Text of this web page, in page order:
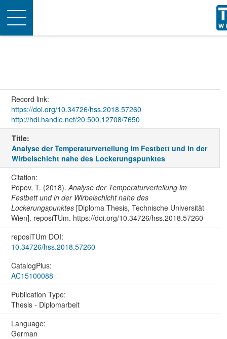
Toggle
navigation
Record link:
https://doi.org/10.34726/hss.2018.57260
http://hdl.handle.net/20.500.12708/7650
Title:
Analyse der Temperaturverteilung im Festbett und in der
Wirbelschicht nahe des Lockerungspunktes
Citation:
Popov, T. (2018).Analyse der Temperaturverteilung im
Festbett und in der Wirbelschicht nahe des
Lockerungspunktes[Diploma Thesis, Technische Universität
Wien]. reposiTUm. https://doi.org/10.34726/hss.2018.57260
reposiTUm DOI:
10.34726/hss.2018.57260
CatalogPlus:
AC15100088
Publication Type:
Thesis - Diplomarbeit
Language:
German